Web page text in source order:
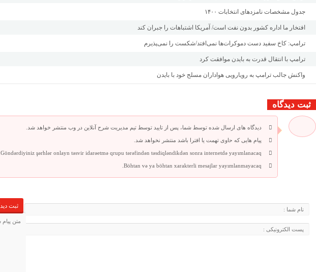
جدول مشخصات نامزدهای انتخابات ۱۴۰۰
افتخار ما اداره کشور بدون نفت است/ آمریکا اشتباهات را جبران کند
ترامپ: کاخ سفید دست دموکرات‌ها نمی‌افتد/شکست را نمی‌پذیرم
ترامپ با انتقال قدرت به بایدن موافقت کرد
واکنش جالب ترامپ به رویارویی هواداران مسلح خود با بایدن
ثبت دیدگاه
دیدگاه های ارسال شده توسط شما، پس از تایید توسط تیم مدیریت شرح آنلاین در وب منتشر خواهد شد.
پیام هایی که حاوی تهمت یا افترا باشد منتشر نخواهد شد.
Göndərdiyiniz şərhlər onlayn təsvir idarəetmə qrupu tərəfindən təsdiqləndikdən sonra internetdə yayımlanacaq.
Böhtan və ya böhtan xarakterli mesajlar yayımlanmayacaq.